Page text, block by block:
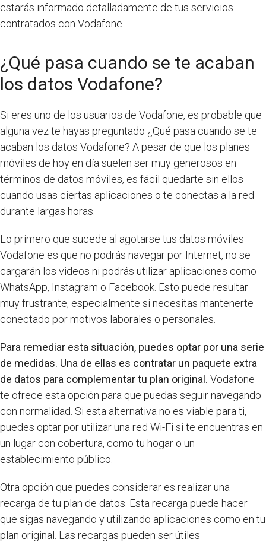
estarás informado detalladamente de tus servicios
contratados con Vodafone.
¿Qué pasa cuando se te acaban
los datos Vodafone?
Si eres uno de los usuarios de Vodafone, es probable que
alguna vez te hayas preguntado ¿Qué pasa cuando se te
acaban los datos Vodafone? A pesar de que los planes
móviles de hoy en día suelen ser muy generosos en
términos de datos móviles, es fácil quedarte sin ellos
cuando usas ciertas aplicaciones o te conectas a la red
durante largas horas.
Lo primero que sucede al agotarse tus datos móviles
Vodafone es que no podrás navegar por Internet, no se
cargarán los videos ni podrás utilizar aplicaciones como
WhatsApp, Instagram o Facebook. Esto puede resultar
muy frustrante, especialmente si necesitas mantenerte
conectado por motivos laborales o personales.
Para remediar esta situación, puedes optar por una serie
de medidas. Una de ellas es contratar un paquete extra
de datos para complementar tu plan original. Vodafone
te ofrece esta opción para que puedas seguir navegando
con normalidad. Si esta alternativa no es viable para ti,
puedes optar por utilizar una red Wi-Fi si te encuentras en
un lugar con cobertura, como tu hogar o un
establecimiento público.
Otra opción que puedes considerar es realizar una
recarga de tu plan de datos. Esta recarga puede hacer
que sigas navegando y utilizando aplicaciones como en tu
plan original. Las recargas pueden ser útiles